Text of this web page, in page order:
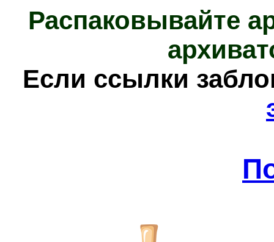
Распаковывайте
Если ссылки